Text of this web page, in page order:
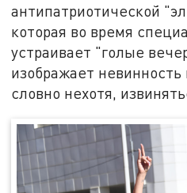
антипатриотической
которая во время
устраивает "голые
изображает
словно нехотя,